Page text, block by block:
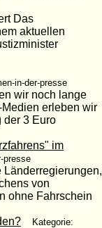
Das
aktuellen
in-der-presse
wir noch lange
erleben wir
der 3 Euro
im
presse
Länderregierungen,
von
ohne Fahrschein
Kategorie: